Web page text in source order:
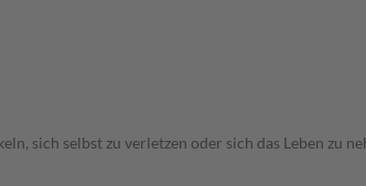
sich selbst zu verletzen oder sich das Leben zu